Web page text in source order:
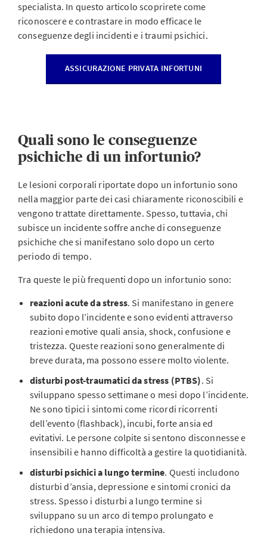
specialista. In questo articolo scoprirete come
riconoscere e contrastare in modo efficace le
conseguenze degli incidenti e i traumi psichici.
ASSICURAZIONE PRIVATA INFORTUNI
Quali sono le conseguenze
psichiche di un infortunio?
Le lesioni corporali riportate dopo un infortunio sono
nella maggior parte dei casi chiaramente riconoscibili e
vengono trattate direttamente. Spesso, tuttavia, chi
subisce un incidente soffre anche di conseguenze
psichiche che si manifestano solo dopo un certo
periodo di tempo.
Tra queste le più frequenti dopo un infortunio sono:
reazioni acute da stress. Si manifestano in genere
subito dopo l’incidente e sono evidenti attraverso
reazioni emotive quali ansia, shock, confusione e
tristezza. Queste reazioni sono generalmente di
breve durata, ma possono essere molto violente.
disturbi post-traumatici da stress (PTBS). Si
sviluppano spesso settimane o mesi dopo l’incidente.
Ne sono tipici i sintomi come ricordi ricorrenti
dell’evento (flashback), incubi, forte ansia ed
evitativi. Le persone colpite si sentono disconnesse e
insensibili e hanno difficoltà a gestire la quotidianità.
disturbi psichici a lungo termine. Questi includono
disturbi d’ansia, depressione e sintomi cronici da
stress. Spesso i disturbi a lungo termine si
sviluppano su un arco di tempo prolungato e
richiedono una terapia intensiva.